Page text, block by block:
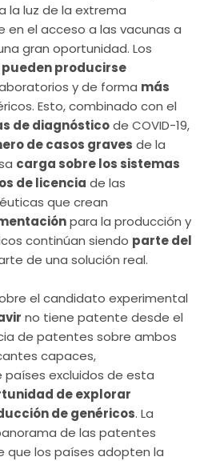
la luz de la extrema
en el acceso a las vacunas a
gran oportunidad. Los
pueden producirse
y de forma más
Esto, combinado con el
de diagnósticode COVID-19,
de casos graves de la
carga sobre los sistemas
de licencia de las
que crean
para la producción y
continúan siendo parte del
de una solución real.
el candidato experimental
no tiene patente desde el
de patentes sobre ambos
capaces,
excluidos de esta
de explorar
de genéricos. La
de las patentes
que los países adopten la